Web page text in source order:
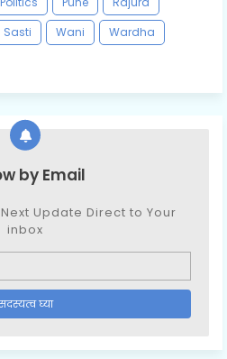
Sasti Wani
Wardha
by Email
Update Direct to Your
inbox